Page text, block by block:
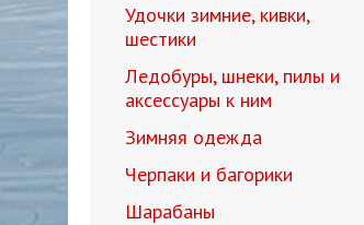
Удочки зимние, кивки,
шестики
Ледобуры, шнеки, пилы и
аксессуары к ним
Зимняя одежда
Черпаки и багорики
Шарабаны